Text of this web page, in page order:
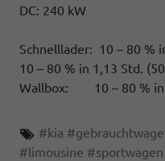
DC: 240 kW
Schnelllader: 10 – 80 %
10 – 80 % in 1,13 Std.
Wallbox: 10 – 80 % in
# kia #
# limousine #sportwagen